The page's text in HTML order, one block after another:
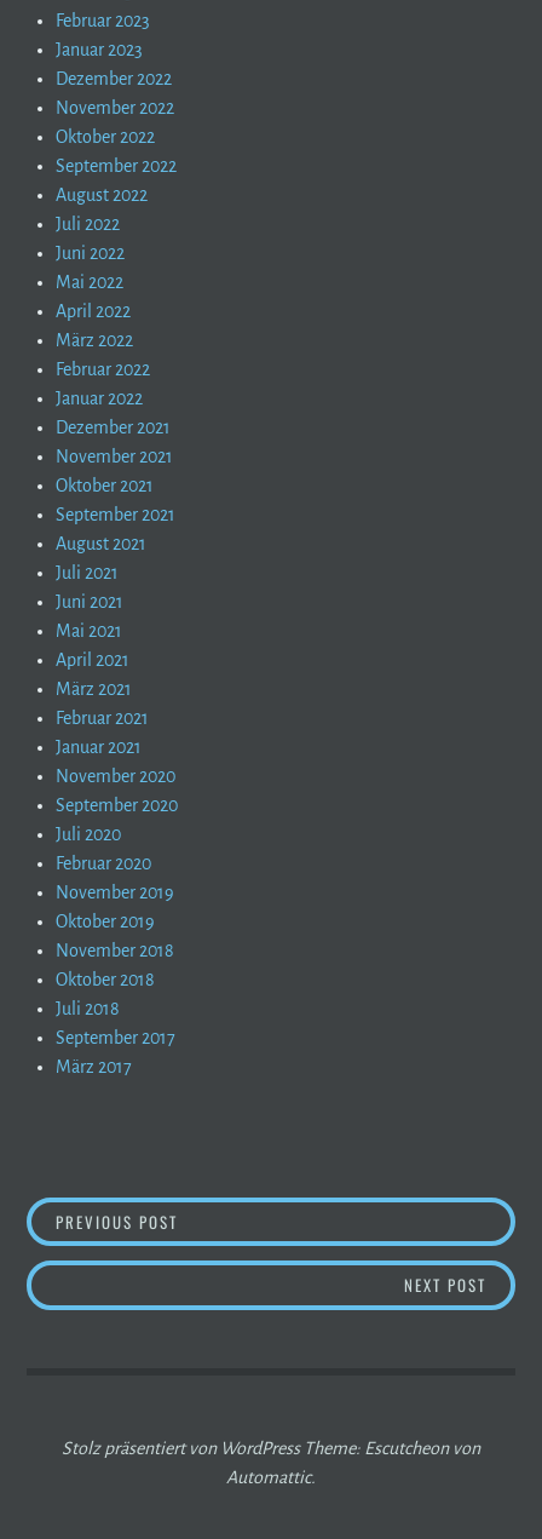
Februar 2023
Januar 2023
Dezember 2022
November 2022
Oktober 2022
September 2022
August 2022
Juli 2022
Juni 2022
Mai 2022
April 2022
März 2022
Februar 2022
Januar 2022
Dezember 2021
November 2021
Oktober 2021
September 2021
August 2021
Juli 2021
Juni 2021
Mai 2021
April 2021
März 2021
Februar 2021
Januar 2021
November 2020
September 2020
Juli 2020
Februar 2020
November 2019
Oktober 2019
November 2018
Oktober 2018
Juli 2018
September 2017
März 2017
BEITRAGSNAVIGATION
PREVIOUS POST BERGBERICHT – SO WIRD´S AM WOCHENENDE
NEXT POST
Stolz präsentiert von WordPress Theme: Escutcheon von
Automattic.